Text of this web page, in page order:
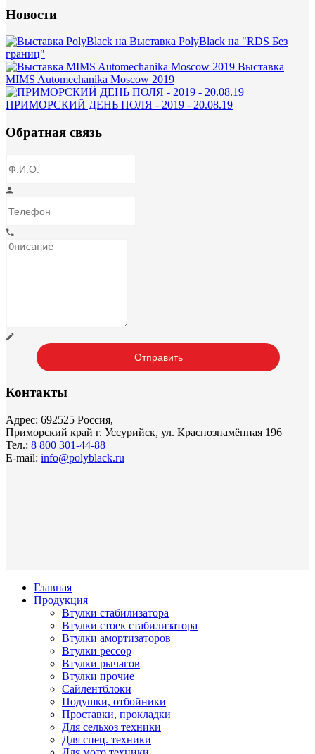
Новости
Выставка PolyBlack на "RDS Без
границ"
Выставка
MIMS Automechanika Moscow 2019
ПРИМОРСКИЙ ДЕНЬ ПОЛЯ - 2019 - 20.08.19
Обратная связь
Контакты
Адрес: 692525 Россия,
Приморский край г. Уссурийск, ул. Краснознамённая 196
Тел.: 8 800 301-44-88
E-mail: info@polyblack.ru
Главная
Продукция
Втулки стабилизатора
Втулки стоек стабилизатора
Втулки амортизаторов
Втулки рессор
Втулки рычагов
Втулки прочие
Сайлентблоки
Подушки, отбойники
Проставки, прокладки
Для сельхоз техники
Для спец. техники